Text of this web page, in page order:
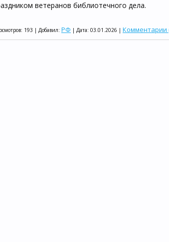
ветеранов библиотечного дела.
193 | Добавил: РФ | Дата: 03.01.2026 | Комментарии